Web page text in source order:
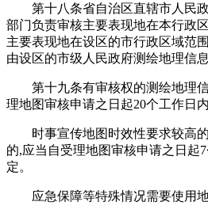
第十八条省自治区直辖市人民
部门负责审核主要表现地在本行政
主要表现地在设区的市行政区域范
由设区的市级人民政府测绘地理信
第十九条有审核权的测绘地理
理地图审核申请之日起20个工作日
时事宣传地图时效性要求较高
的,应当自受理地图审核申请之日起
定。
应急保障等特殊情况需要使用